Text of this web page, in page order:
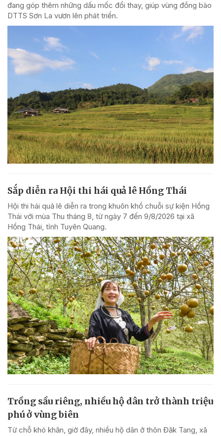
đang góp thêm những dấu mốc đổi thay, giúp vùng đồng bào
DTTS Sơn La vươn lên phát triển.
Sắp diễn ra Hội thi hái quả lê Hồng Thái
Hội thi hái quả lê diễn ra trong khuôn khổ chuỗi sự kiện Hồng
Thái với mùa Thu tháng 8, từ ngày 7 đến 9/8/2026 tại xã
Hồng Thái, tỉnh Tuyên Quang.
Trồng sầu riêng, nhiều hộ dân trở thành triệu
phú ở vùng biên
Từ chỗ khó khăn, giờ đây, nhiều hộ dân ở thôn Đăk Tang, xã